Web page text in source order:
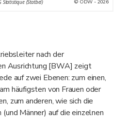
Statistique (Statbel) © ODW - 2026
nach der
Ausrichtung [BWA] zeigt
auf zwei Ebenen: zum einen,
häufigsten von Frauen oder
zum anderen, wie sich die
Männer) auf die einzelnen